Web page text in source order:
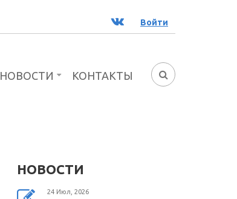
ВК Войти
ФОРМА
НОВОСТИ КОНТАКТЫ
НОВОСТИ
24 Июл, 2026